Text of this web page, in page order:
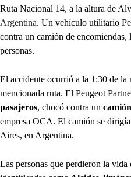
Ruta Nacional 14, a la altura de
Argentina. Un vehículo utilitario
contra un camión de
personas.
El accidente ocurrió a la 1:30 de la
mencionada ruta. El Peugeot
pasajeros, chocó contra un
empresa OCA. El camión se
Aires, en Argentina.
Las personas que perdieron la vida